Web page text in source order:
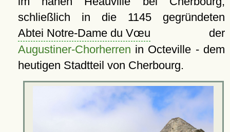
schließlich in die 1145 gegründeten
Abtei Notre-Dame du Vœu der
Augustiner-Chorherren in Octeville - dem
heutigen Stadtteil von Cherbourg.